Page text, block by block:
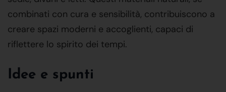
combinati con cura e sensibilità, contribuiscono a
creare spazi moderni e accoglienti, capaci di
riflettere lo spirito dei tempi.
Idee e spunti